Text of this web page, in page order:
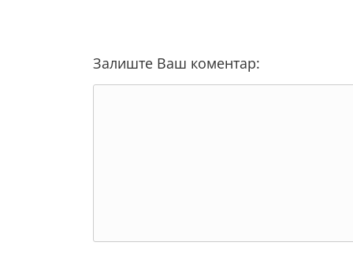
Залиште Ваш коментар: